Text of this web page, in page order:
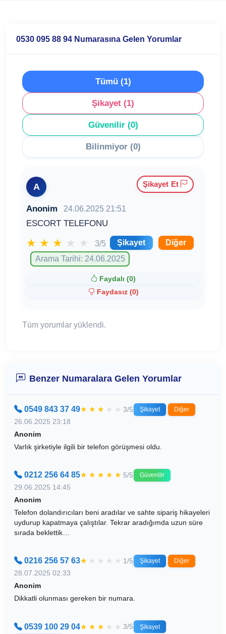
0530 095 88 94 Numarasına Gelen Yorumlar
Tümü (1)
Şikayet (1)
Güvenilir (0)
Bilinmiyor (0)
A
Anonim 24.06.2025 21:51
ESCORT TELEFONU
★ ★ ★ ★ ★ 3/5 Şikayet
Diğer
Arama Tarihi: 24.06.2025
Faydalı (0)
Faydasız (0)
Şikayet Et
Tüm yorumlar yüklendi.
Benzer Numaralara Gelen Yorumlar
0549 843 37 49★ ★ ★ ★ ★ 3/5 Şikayet Diğer
26.06.2025 23:18
Anonim
Varlık şirketiyle ilgili bir telefon görüşmesi oldu.
0212 256 64 85★ ★ ★ ★ ★ 5/5 Güvenilir
29.06.2025 14:45
Anonim
Telefon dolandırıcıları beni aradılar ve sahte sipariş hikayeleri
uydurup kapatmaya çalıştılar. Tekrar aradığımda uzun süre
sırada beklettik…
0216 256 57 63★ ★ ★ ★ ★ 1/5 Şikayet Diğer
28.07.2025 02:33
Anonim
Dikkatli olunması gereken bir numara.
0539 100 29 04★ ★ ★ ★ ★ 3/5
Şikayet